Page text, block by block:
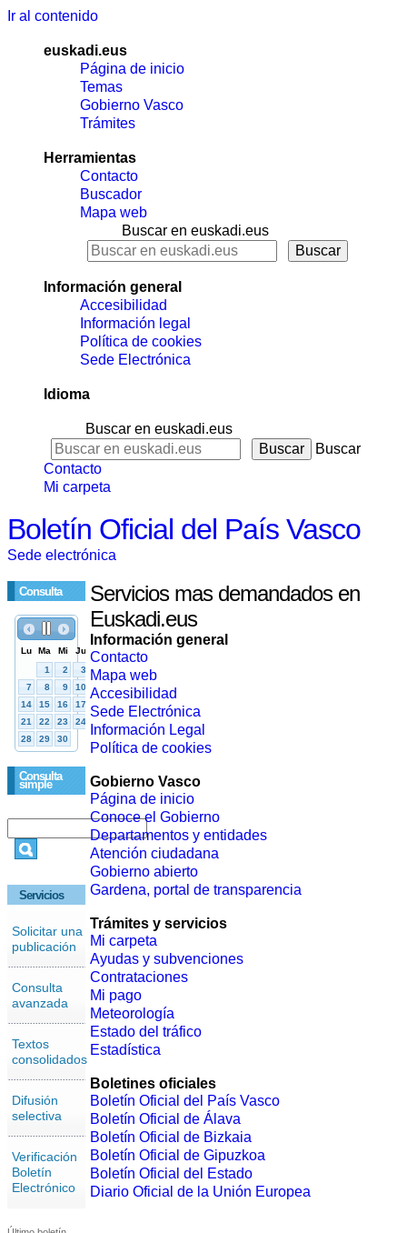
Ir al contenido
euskadi.eus
Página de inicio
Temas
Gobierno Vasco
Trámites
Herramientas
Contacto
Buscador
Mapa web
Buscar en euskadi.eus
Información general
Accesibilidad
Información legal
Política de cookies
Sede Electrónica
Idioma
Buscar en euskadi.eus
Buscar
Contacto
Mi carpeta
Boletín Oficial del País Vasco
Sede electrónica
Consulta
Consulta
simple
Servicios
Solicitar una
publicación
Consulta
avanzada
Textos
consolidados
Difusión
selectiva
Verificación
Boletín
Electrónico
Servicios mas demandados en
Euskadi.eus
Información general
Contacto
Mapa web
Accesibilidad
Sede Electrónica
Información Legal
Política de cookies
Gobierno Vasco
Página de inicio
Conoce el Gobierno
Departamentos y entidades
Atención ciudadana
Gobierno abierto
Gardena, portal de transparencia
Trámites y servicios
Mi carpeta
Ayudas y subvenciones
Contrataciones
Mi pago
Meteorología
Estado del tráfico
Estadística
Boletines oficiales
Boletín Oficial del País Vasco
Boletín Oficial de Álava
Boletín Oficial de Bizkaia
Boletín Oficial de Gipuzkoa
Boletín Oficial del Estado
Diario Oficial de la Unión Europea